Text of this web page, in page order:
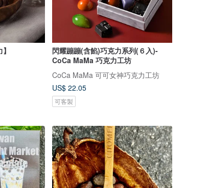
閃耀蹦蹦(含餡)巧克力系列(６入)-
CoCa MaMa 巧克力工坊
CoCa MaMa 可可女神巧克力工坊
US$ 22.05
可客製